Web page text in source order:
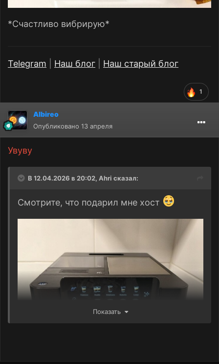
*Счастливо вибрирую*
1
Telegram Наш блог Наш старый блог
Albireo
Опубликовано 13 апреля
Увуву
В 12.04.2026 в 20:02, Ahri сказал:
Смотрите, что подарил мне хост
Показать